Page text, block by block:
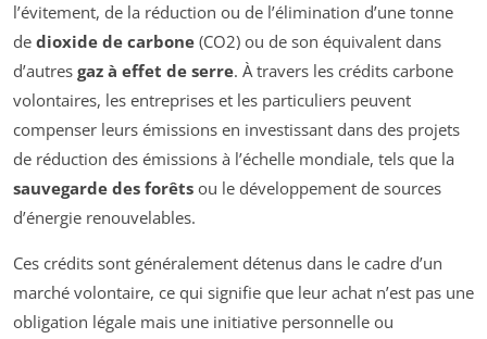
l’évitement, de la réduction ou de l’élimination d’une tonne
de dioxide de carbone (CO2) ou de son équivalent dans
d’autres gaz à effet de serre. À travers les crédits carbone
volontaires, les entreprises et les particuliers peuvent
compenser leurs émissions en investissant dans des projets
de réduction des émissions à l’échelle mondiale, tels que la
sauvegarde des forêts ou le développement de sources
d’énergie renouvelables.
Ces crédits sont généralement détenus dans le cadre d’un
marché volontaire, ce qui signifie que leur achat n’est pas une
obligation légale mais une initiative personnelle ou